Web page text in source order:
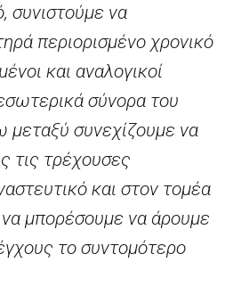
συνιστούμε να
περιορισμένο χρονικό
και αναλογικοί
σύνορα του
συνεχίζουμε να
τις τρέχουσες
και στον τομέα
μπορέσουμε να άρουμε
το συντομότερο